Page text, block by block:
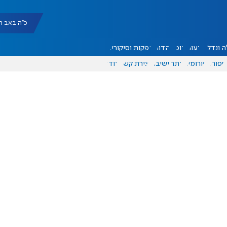
כ"ה באב תשפ"ו
ונדל"ן דעות אוכל יהדות הפקות וסיקורים
ספורט פורומים אתר ישיבה יצירת קשר עוד